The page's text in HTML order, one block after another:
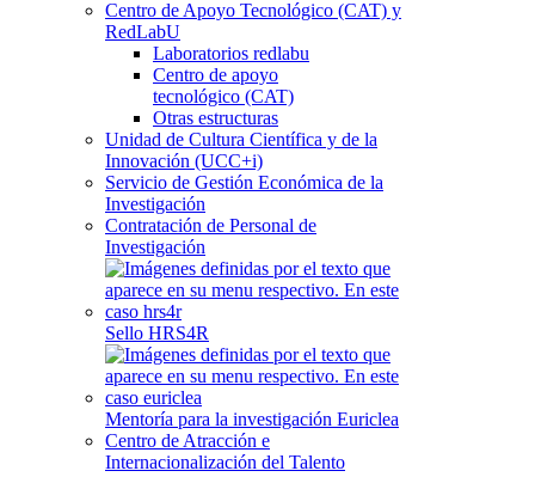
Centro de Apoyo Tecnológico (CAT) y
RedLabU
Laboratorios redlabu
Centro de apoyo
tecnológico (CAT)
Otras estructuras
Unidad de Cultura Científica y de la
Innovación (UCC+i)
Servicio de Gestión Económica de la
Investigación
Contratación de Personal de
Investigación
Sello HRS4R
Mentoría para la investigación Euriclea
Centro de Atracción e
Internacionalización del Talento